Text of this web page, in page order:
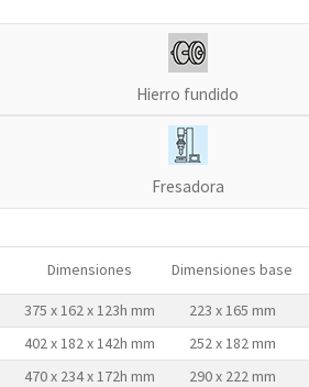
Hierro fundido
Fresadora
Dimensiones Dimensiones base
375 x 162 x 123h mm 223 x 165 mm
402 x 182 x 142h mm 252 x 182 mm
470 x 234 x 172h mm 290 x 222 mm